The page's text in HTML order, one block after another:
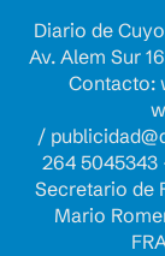
Diario de
Av. Alem Sur
Contacto:
/
264 5045343
Secretario de
Mario